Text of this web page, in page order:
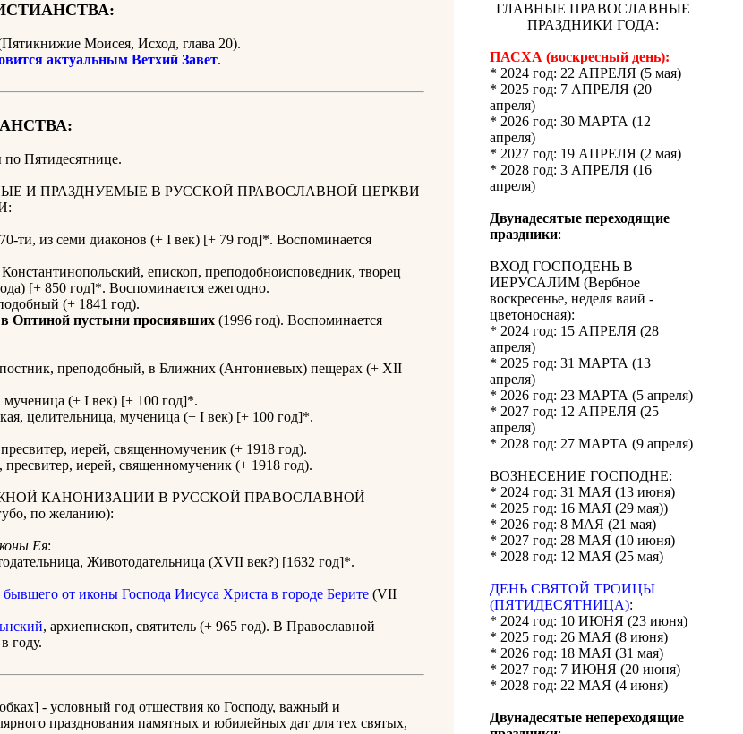
Моисея, Исход, глава 20).
актуальным Ветхий Завет.
Пятидесятнице.
И ПРАЗДНУЕМЫЕ В РУССКОЙ ПРАВОСЛАВНОЙ ЦЕРКВИ
ти, из семи диаконов (+ I век) [+ 79 год]*. Воспоминается
епископ, преподобноисповедник, творец
[+ 850 год]*. Воспоминается ежегодно.
(+ 1841 год).
Оптиной пустыни просиявших (1996 год). Воспоминается
преподобный, в Ближних (Антониевых) пещерах (+ XII
мученица (+ I век) [+ 100 год]*.
целительница, мученица (+ I век) [+ 100 год]*.
иерей, священномученик (+ 1918 год).
, пресвитер, иерей, священномученик (+ 1918 год).
КАНОНИЗАЦИИ В РУССКОЙ ПРАВОСЛАВНОЙ
по желанию):
Ея:
Животодательница (XVII век?) [1632 год]*.
бывшего от иконы Господа Иисуса Христа в городе Берите (VII
, архиепископ, святитель (+ 965 год). В Православной
году.
- условный год отшествия ко Господу, важный и
празднования памятных и юбилейных дат для тех святых,
ГЛАВНЫЕ ПРАВОСЛАВНЫЕ
ПРАЗДНИКИ ГОДА:
ПАСХА (воскресный день):
* 2024 год: 22 АПРЕЛЯ (5 мая)
* 2025 год: 7 АПРЕЛЯ (20
апреля)
* 2026 год: 30 МАРТА (12
апреля)
* 2027 год: 19 АПРЕЛЯ (2 мая)
* 2028 год: 3 АПРЕЛЯ (16
апреля)
Двунадесятые переходящие
праздники:
ВХОД ГОСПОДЕНЬ В
ИЕРУСАЛИМ (Вербное
воскресенье, неделя ваий -
цветоносная):
* 2024 год: 15 АПРЕЛЯ (28
апреля)
* 2025 год: 31 МАРТА (13
апреля)
* 2026 год: 23 МАРТА (5 апреля)
* 2027 год: 12 АПРЕЛЯ (25
апреля)
* 2028 год: 27 МАРТА (9 апреля)
ВОЗНЕСЕНИЕ ГОСПОДНЕ:
* 2024 год: 31 МАЯ (13 июня)
* 2025 год: 16 МАЯ (29 мая))
* 2026 год: 8 МАЯ (21 мая)
* 2027 год: 28 МАЯ (10 июня)
* 2028 год: 12 МАЯ (25 мая)
ДЕНЬ СВЯТОЙ ТРОИЦЫ
(ПЯТИДЕСЯТНИЦА):
* 2024 год: 10 ИЮНЯ (23 июня)
* 2025 год: 26 МАЯ (8 июня)
* 2026 год: 18 МАЯ (31 мая)
* 2027 год: 7 ИЮНЯ (20 июня)
* 2028 год: 22 МАЯ (4 июня)
Двунадесятые непереходящие